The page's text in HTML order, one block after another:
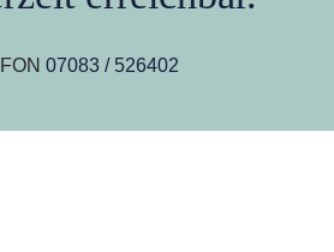
07083 / 526402